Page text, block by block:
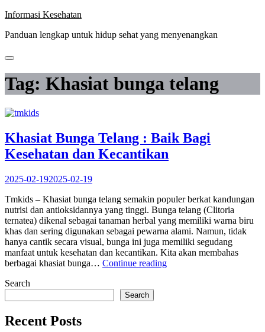
Skip
content
Informasi Kesehatan
Panduan lengkap untuk hidup sehat yang menyenangkan
Tag: Khasiat bunga telang
Khasiat Bunga Telang : Baik Bagi
Kesehatan dan Kecantikan
2025-02-192025-02-19
Tmkids – Khasiat bunga telang semakin populer berkat kandungan
nutrisi dan antioksidannya yang tinggi. Bunga telang (Clitoria
ternatea) dikenal sebagai tanaman herbal yang memiliki warna biru
khas dan sering digunakan sebagai pewarna alami. Namun, tidak
hanya cantik secara visual, bunga ini juga memiliki segudang
manfaat untuk kesehatan dan kecantikan. Kita akan membahas
berbagai khasiat bunga… Continue reading“Khasiat
Search
Search
Recent Posts